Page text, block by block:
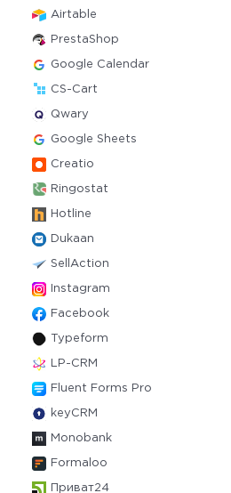
Airtable
PrestaShop
Google Calendar
CS-Cart
Qwary
Google Sheets
Creatio
Ringostat
Hotline
Dukaan
SellAction
Instagram
Facebook
Typeform
LP-CRM
Fluent Forms Pro
keyCRM
Monobank
Formaloo
Приват24